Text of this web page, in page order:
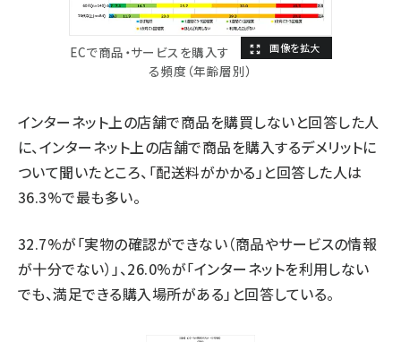
ECで商品・サービスを購入す
る頻度（年齢層別）
インターネット上の店舗で商品を購買しないと回答した人
に、インターネット上の店舗で商品を購入するデメリットに
ついて聞いたところ、「配送料がかかる」と回答した人は
36.3%で最も多い。
32.7%が「実物の確認ができない（商品やサービスの情報
が十分でない）」、26.0%が「インターネットを利用しない
でも、満足できる購入場所がある」と回答している。